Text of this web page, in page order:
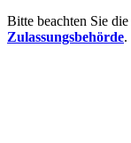
Bitte beachten Sie die
Zulassungsbehörde.